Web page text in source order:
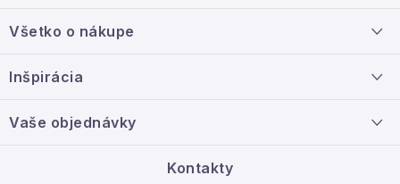
p
ä
Všetko o nákupe
Veľkoobchodná spolupráca
Inšpirácia
Vaše objednávky
Kontakty